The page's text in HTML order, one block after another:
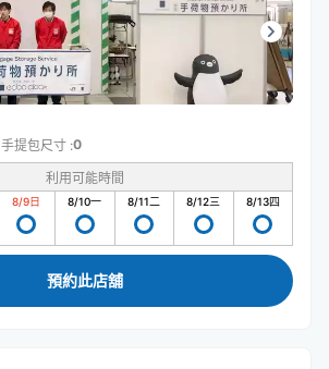
手提包尺寸 :0
利用可能時間
8/9日 8/10一 8/11二 8/12三 8/13四
預約此店舖